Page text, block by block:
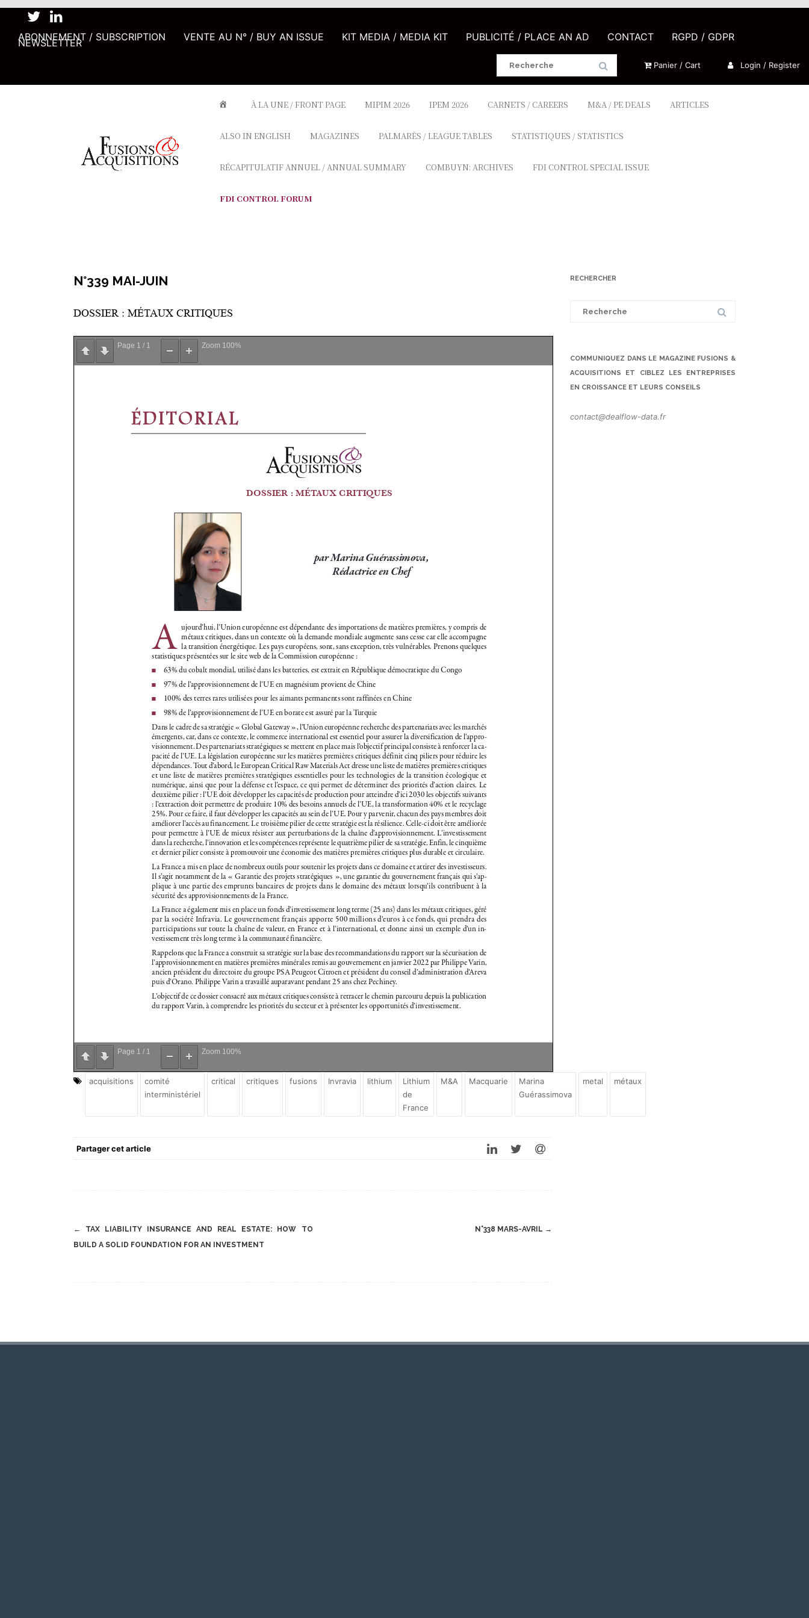
ABONNEMENT / SUBSCRIPTION VENTE AU N° / BUY AN ISSUE KIT MEDIA / MEDIA KIT PUBLICITÉ / PLACE AN AD CONTACT RGPD / GDPR
NEWSLETTER
Search
Panier / Cart Login / Register
À LA UNE / FRONT PAGE MIPIM 2026 IPEM 2026 CARNETS / CAREERS M&A / PE DEALS ARTICLES
ALSO IN ENGLISH MAGAZINES PALMARÈS / LEAGUE TABLES STATISTIQUES / STATISTICS
RÉCAPITULATIF ANNUEL / ANNUAL SUMMARY COMBUYN: ARCHIVES FDI CONTROL SPECIAL ISSUE
FDI CONTROL FORUM
N°339 MAI-JUIN
DOSSIER : MÉTAUX CRITIQUES
Page 1 / 1 Zoom 100%
Page 1 / 1 Zoom 100%
acquisitions
comité
interministériel
critical critiques fusions Invravia lithium
Lithium
de
France
M&A Macquarie
Marina
Guérassimova
metal métaux
Partager cet article
Post
navigation
←
TAX LIABILITY INSURANCE AND REAL ESTATE: HOW TO
BUILD A SOLID FOUNDATION FOR AN INVESTMENT
N°338 MARS-AVRIL →
RECHERCHER
COMMUNIQUEZ DANS LE MAGAZINE FUSIONS &
ACQUISITIONS ET CIBLEZ LES ENTREPRISES
EN CROISSANCE ET LEURS CONSEILS
contact@dealflow-data.fr